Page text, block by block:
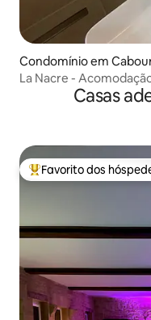
Condomínio em
La Nacre -
Casas
Favoritos dos
Favorito dos